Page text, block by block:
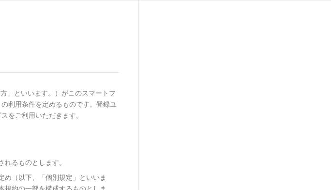
」といいます。）がこのスマートフ
利用条件を定めるものです。登録ユ
をご利用いただきます。
るものとします。
め（以下、「個別規定」といいま